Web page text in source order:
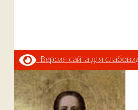
Версия сайта для